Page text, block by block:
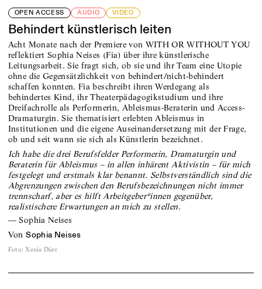
OPEN ACCESS AUDIO VIDEO
Behindert künstlerisch leiten
Acht Monate nach der Premiere von WITH OR WITHOUT YOU
reflektiert Sophia Neises (Fia) über ihre künstlerische
Leitungsarbeit. Sie fragt sich, ob sie und ihr Team eine Utopie
ohne die Gegensätzlichkeit von behindert/nicht-behindert
schaffen konnten. Fia beschreibt ihren Werdegang als
behindertes Kind, ihr Theaterpädagogikstudium und ihre
Dreifachrolle als Performerin, Ableismus-Beraterin und Access-
Dramaturgin. Sie thematisiert erlebten Ableismus in
Institutionen und die eigene Auseinandersetzung mit der Frage,
ob und seit wann sie sich als Künstlerin bezeichnet.
Ich habe die drei Berufsfelder Performerin, Dramaturgin und
Beraterin für Ableismus – in allen inhärent Aktivistin – für mich
festgelegt und erstmals klar benannt. Selbstverständlich sind die
Abgrenzungen zwischen den Berufsbezeichnungen nicht immer
trennscharf, aber es hilft Arbeitgeber*innen gegenüber,
realistischere Erwartungen an mich zu stellen.
—Sophia Neises
von Sophia Neises
Foto: Xenia Dürr